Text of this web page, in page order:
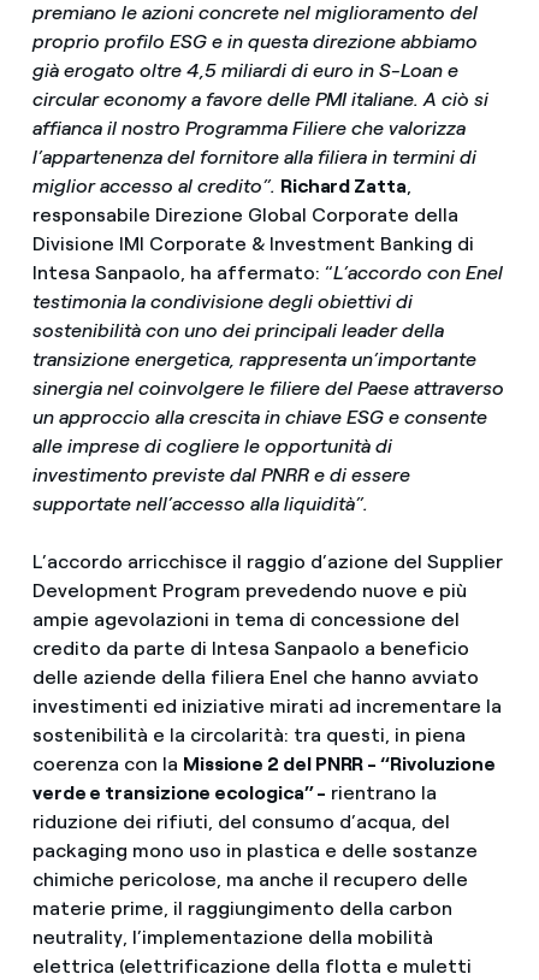
premiano le azioni concrete nel miglioramento del
proprio profilo ESG e in questa direzione abbiamo
già erogato oltre 4,5 miliardi di euro in S-Loan e
circular economy a favore delle PMI italiane. A ciò si
affianca il nostro Programma Filiere che valorizza
l’appartenenza del fornitore alla filiera in termini di
miglior accesso al credito”. Richard Zatta,
responsabile Direzione Global Corporate della
Divisione IMI Corporate & Investment Banking di
Intesa Sanpaolo, ha affermato: “L’accordo con Enel
testimonia la condivisione degli obiettivi di
sostenibilità con uno dei principali leader della
transizione energetica, rappresenta un’importante
sinergia nel coinvolgere le filiere del Paese attraverso
un approccio alla crescita in chiave ESG e consente
alle imprese di cogliere le opportunità di
investimento previste dal PNRR e di essere
supportate nell’accesso alla liquidità”.
L’accordo arricchisce il raggio d’azione del Supplier
Development Program prevedendo nuove e più
ampie agevolazioni in tema di concessione del
credito da parte di Intesa Sanpaolo a beneficio
delle aziende della filiera Enel che hanno avviato
investimenti ed iniziative mirati ad incrementare la
sostenibilità e la circolarità: tra questi, in piena
coerenza con la Missione 2 del PNRR - “Rivoluzione
verde e transizione ecologica” - rientrano la
riduzione dei rifiuti, del consumo d’acqua, del
packaging mono uso in plastica e delle sostanze
chimiche pericolose, ma anche il recupero delle
materie prime, il raggiungimento della carbon
neutrality, l’implementazione della mobilità
elettrica (elettrificazione della flotta e muletti